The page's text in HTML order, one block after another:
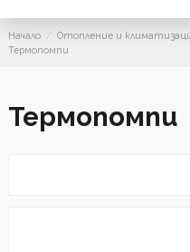
Начало Отопление и
Термопомпи
Термопомпи